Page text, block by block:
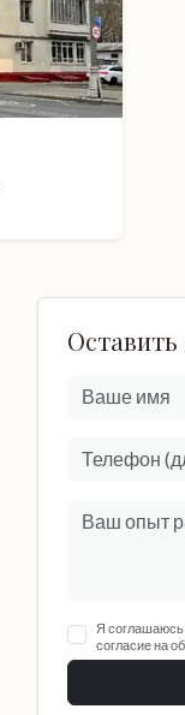
Оставить
Я соглашаюсь
согласие на